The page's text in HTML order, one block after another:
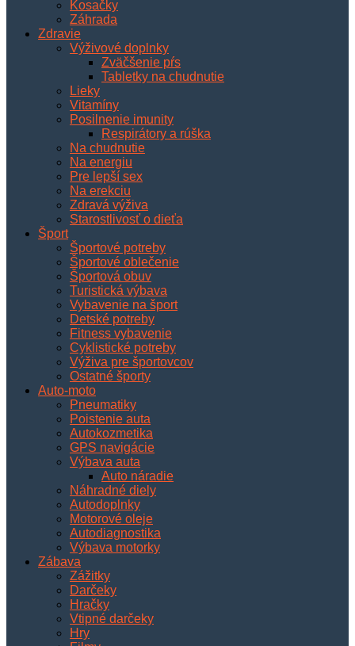
Kosačky
Záhrada
Zdravie
Výživové doplnky
Zväčšenie pŕs
Tabletky na chudnutie
Lieky
Vitamíny
Posilnenie imunity
Respirátory a rúška
Na chudnutie
Na energiu
Pre lepší sex
Na erekciu
Zdravá výživa
Starostlivosť o dieťa
Šport
Športové potreby
Športové oblečenie
Športová obuv
Turistická výbava
Vybavenie na šport
Detské potreby
Fitness vybavenie
Cyklistické potreby
Výživa pre športovcov
Ostatné športy
Auto-moto
Pneumatiky
Poistenie auta
Autokozmetika
GPS navigácie
Výbava auta
Auto náradie
Náhradné diely
Autodoplnky
Motorové oleje
Autodiagnostika
Výbava motorky
Zábava
Zážitky
Darčeky
Hračky
Vtipné darčeky
Hry